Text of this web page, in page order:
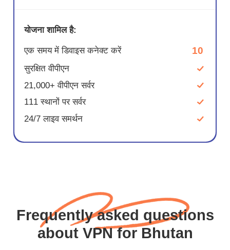
योजना शामिल है:
एक समय में डिवाइस कनेक्ट करें 10
सुरक्षित वीपीएन
21,000+ वीपीएन सर्वर
111 स्थानों पर सर्वर
24/7 लाइव समर्थन
Frequently asked questions
about VPN for Bhutan